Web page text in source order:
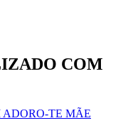
COM
ADORO-TE MÃE